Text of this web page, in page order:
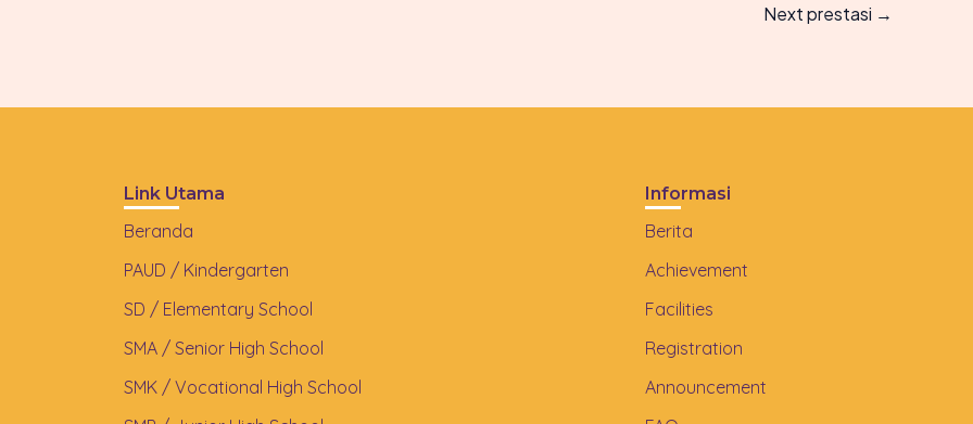
Next prestasi →
Link Utama
Beranda
PAUD / Kindergarten
SD / Elementary School
SMA / Senior High School
SMK / Vocational High School
Informasi
Berita
Achievement
Facilities
Registration
Announcement